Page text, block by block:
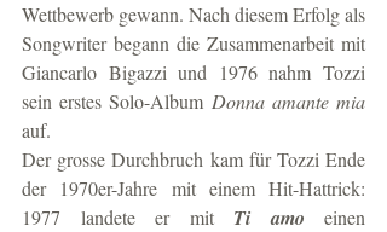
Wettbewerb gewann. Nach diesem Erfolg als
Songwriter begann die Zusammenarbeit mit
Giancarlo Bigazzi und 1976 nahm Tozzi
sein erstes Solo-Album Donna amante mia
auf.
Der grosse Durchbruch kam für Tozzi Ende
der 1970er-Jahre mit einem Hit-Hattrick:
1977 landete er mit Ti amo einen